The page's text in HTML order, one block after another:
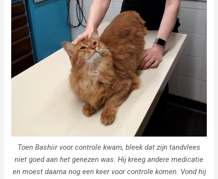
Toen Bashiir voor controle kwam, bleek dat zijn tandvlees
niet goed aan het genezen was. Hij kreeg andere medicatie
en moest daarna nog een keer voor controle komen. Vond hij